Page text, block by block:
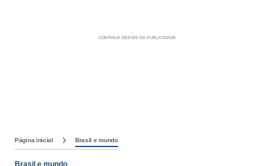
Página inicial Brasil e mundo
Brasil e mundo